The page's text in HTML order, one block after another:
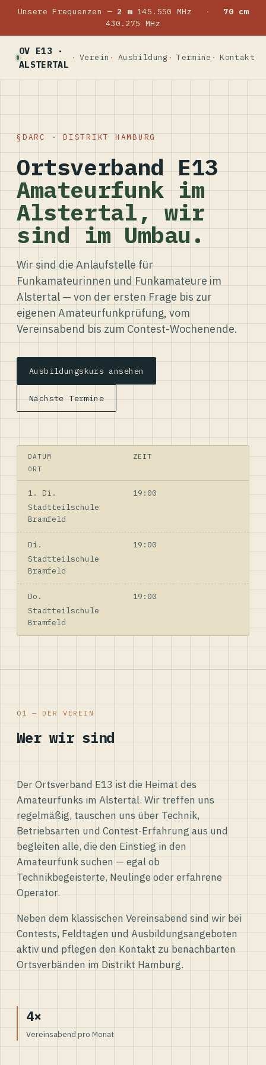
Unsere Frequenzen — 2 m145.550 MHz ·
70 cm
430.275 MHz
OV E13 ·
ALSTERTAL
Verein Ausbildung Termine Kontakt
DARC · DISTRIKT HAMBURG
Ortsverband E13
Amateurfunk im
Alstertal, wir
sind im Umbau.
Wir sind die Anlaufstelle für
Funkamateurinnen und Funkamateure im
Alstertal — von der ersten Frage bis zur
eigenen Amateurfunkprüfung, vom
Vereinsabend bis zum Contest-Wochenende.
Ausbildungskurs ansehen
Nächste Termine
DATUM
ZEIT
ORT
1. Di.
19:00
Stadtteilschule
Bramfeld
Di.
19:00
Stadtteilschule
Bramfeld
Do.
19:00
Stadtteilschule
Bramfeld
01 — DER VEREIN
Wer wir sind
Der Ortsverband E13 ist die Heimat des
Amateurfunks im Alstertal. Wir treffen uns
regelmäßig, tauschen uns über Technik,
Betriebsarten und Contest-Erfahrung aus und
begleiten alle, die den Einstieg in den
Amateurfunk suchen — egal ob
Technikbegeisterte, Neulinge oder erfahrene
Operator.
Neben dem klassischen Vereinsabend sind wir bei
Contests, Feldtagen und Ausbildungsangeboten
aktiv und pflegen den Kontakt zu benachbarten
Ortsverbänden im Distrikt Hamburg.
4×
Vereinsabend pro Monat